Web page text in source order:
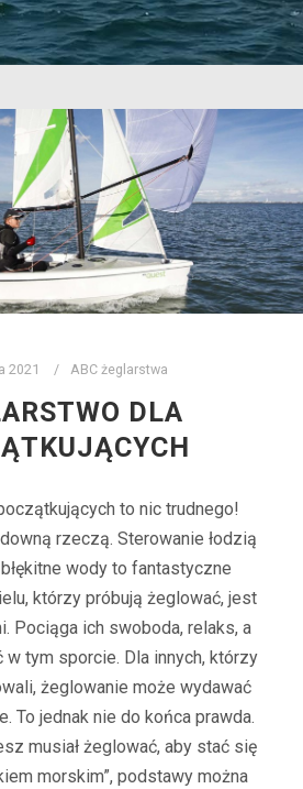
2021 ABC żeglarstwa
DLA
to nic trudnego!
rzeczą. Sterowanie łodzią
wody to fantastyczne
którzy próbują żeglować, jest
Pociąga ich swoboda, relaks, a
w tym sporcie. Dla innych, którzy
żeglowanie może wydawać
To jednak nie do końca prawda.
musiał żeglować, aby stać się
morskim”, podstawy można